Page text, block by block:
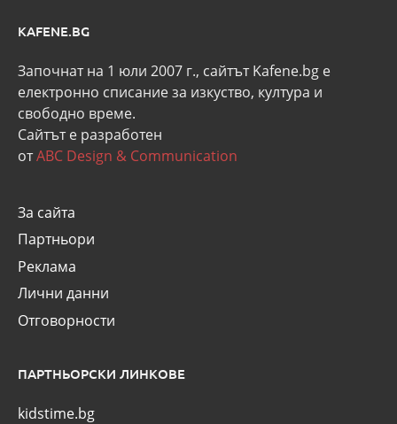
KAFENE.BG
Започнат на 1 юли 2007 г., сайтът Kafene.bg e
eлектронно списание за изкуство, култура и
свободно време.
Сайтът е разработен
отABC Design & Communication
За сайта
Партньори
Реклама
Лични данни
Отговорности
ПАРТНЬОРСКИ ЛИНКОВЕ
kidstime.bg